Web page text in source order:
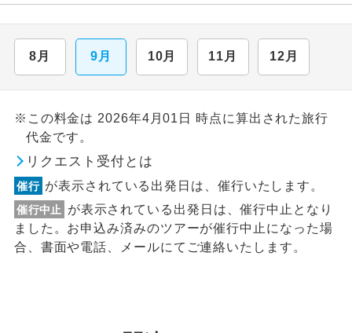
8月 9月 10月 11月 12月
※この料金は 2026年4月01日 時点に算出された旅行
代金です。
リクエスト受付とは
催行 が表示されている出発日は、催行いたします。
催行中止
が表示されている出発日は、催行中止となり
ました。お申込み済みのツアーが催行中止になった場
合、書面や電話、メールにてご連絡いたします。